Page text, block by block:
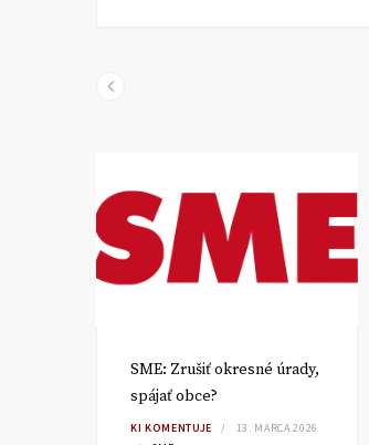
SME: Zrušiť okresné úrady,
spájať obce?
KI KOMENTUJE
13. MARCA 2026